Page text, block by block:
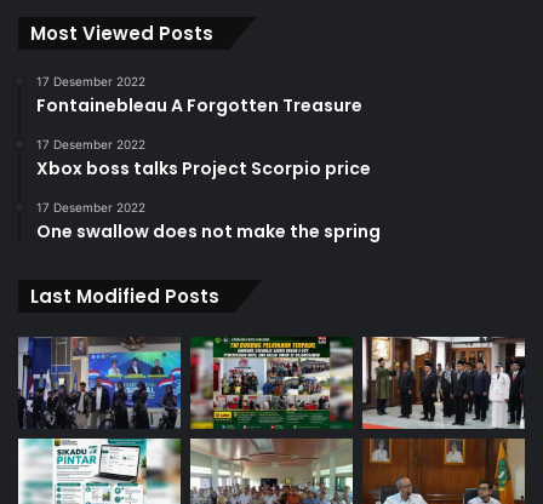
Most Viewed Posts
17 Desember 2022
Fontainebleau A Forgotten Treasure
17 Desember 2022
Xbox boss talks Project Scorpio price
17 Desember 2022
One swallow does not make the spring
Last Modified Posts